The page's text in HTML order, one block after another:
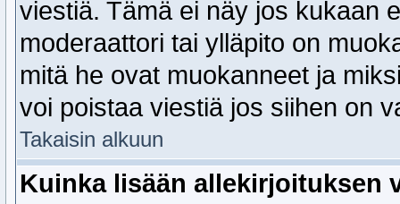
viestiä. Tämä ei näy jos kukaan
moderaattori tai ylläpito on
mitä he ovat muokanneet ja
voi poistaa viestiä jos siihen on
Takaisin alkuun
Kuinka lisään allekirjoituksen